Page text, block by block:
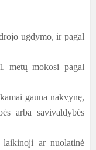
ugdymo, ir pagal
metų mokosi pagal
gauna nakvynę,
arba savivaldybės
laikinoji ar nuolatinė